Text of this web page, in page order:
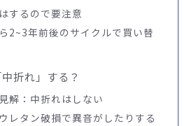
するので要注意
2~3年前後のサイクルで買い替
折れ」する？
解：中折れはしない
レタン破損で異音がしたりする